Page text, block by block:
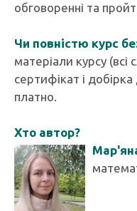
обговоренні та
Чи повністю курс
матеріали курсу
сертифікат і
платно.
Хто автор?